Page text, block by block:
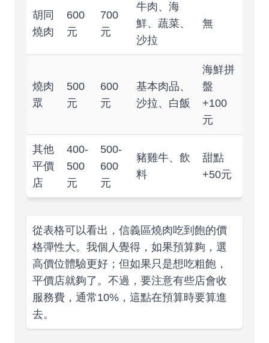
胡同
燒肉
600
元
700
元
牛肉、海
鮮、蔬菜、
沙拉
無
燒肉
眾
500
元
600
元
基本肉品、
沙拉、白飯
海鮮拼
盤
+100
元
其他
平價
店
400-
500
元
500-
600
元
豬雞牛、飲
料
甜點
+50元
從表格可以看出，信義區燒肉吃到飽的價
格彈性大。我個人覺得，如果預算夠，選
高價位體驗更好；但如果只是想吃粗飽，
平價店就夠了。不過，要注意有些店會收
服務費，通常10%，這點在預算時要算進
去。